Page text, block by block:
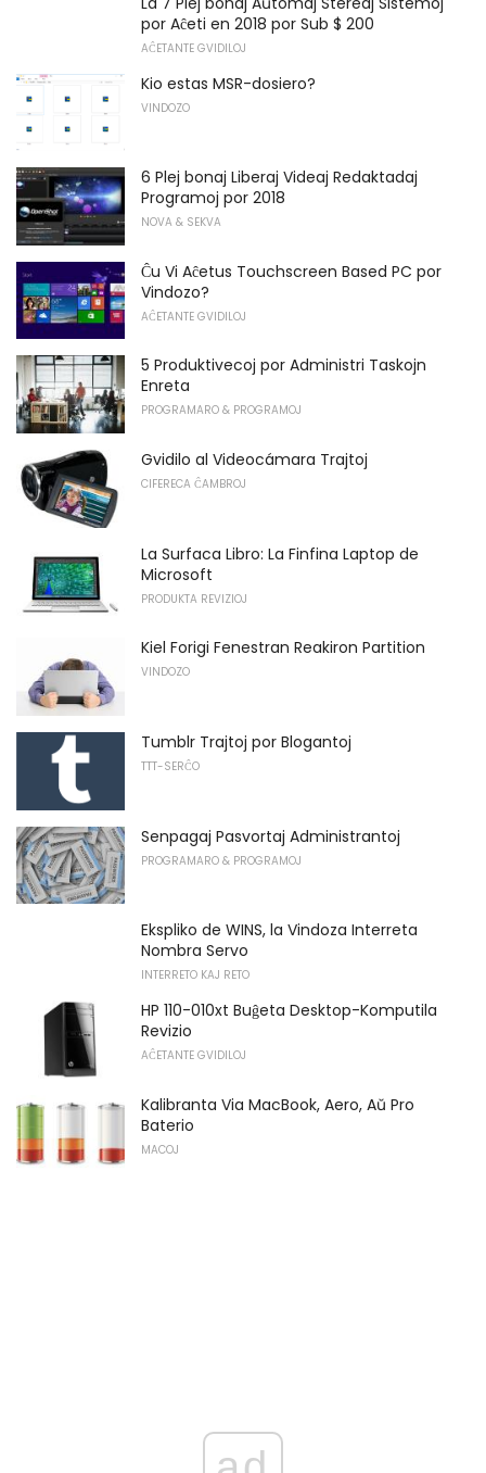
por Aĉeti en 2018 por Sub $ 200
AĈETANTE GVIDILOJ
Kio estas MSR-dosiero?
VINDOZO
6 Plej bonaj Liberaj Videaj Redaktadaj
Programoj por 2018
NOVA & SEKVA
Ĉu Vi Aĉetus Touchscreen Based PC por
Vindozo?
AĈETANTE GVIDILOJ
5 Produktivecoj por Administri Taskojn
Enreta
PROGRAMARO & PROGRAMOJ
Gvidilo al Videocámara Trajtoj
CIFERECA ĈAMBROJ
La Surfaca Libro: La Finfina Laptop de
Microsoft
PRODUKTA REVIZIOJ
Kiel Forigi Fenestran Reakiron Partition
VINDOZO
Tumblr Trajtoj por Blogantoj
TTT-SERĈO
Senpagaj Pasvortaj Administrantoj
PROGRAMARO & PROGRAMOJ
Ekspliko de WINS, la Vindoza Interreta
Nombra Servo
INTERRETO KAJ RETO
HP 110-010xt Buĝeta Desktop-Komputila
Revizio
AĈETANTE GVIDILOJ
Kalibranta Via MacBook, Aero, Aŭ Pro
Baterio
MACOJ